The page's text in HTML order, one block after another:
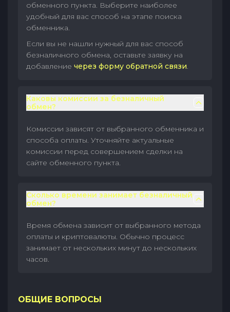
обменного пункта. Выберите наиболее
удобный для вас способ на этапе поиска
обменника.
Если вы не нашли нужный для вас способ
безналичного обмена, оставьте заявку на
добавление через форму обратной связи.
Каковы комиссии за безналичный
обмен?
Комиссии зависят от выбранного обменника и
способа оплаты. Уточняйте актуальные
комиссии перед совершением сделки на
сайте обменного пункта.
Сколько времени занимает безналичный
обмен?
Время обмена зависит от выбранного метода
оплаты и криптовалюты. Обычно процесс
занимает от нескольких минут до нескольких
часов.
ОБЩИЕ ВОПРОСЫ